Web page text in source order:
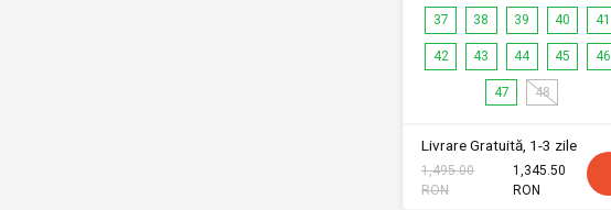
37 38 39 40 41
42 43 44 45 46
47 48
Livrare Gratuită, 1-3 zile
1,495.00
RON
1,345.50
RON